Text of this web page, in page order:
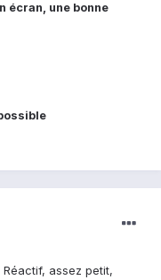
écran, une bonne
assez petit,